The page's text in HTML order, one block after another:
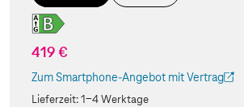
419 €
Zum Smartphone-Angebot mit Vertrag
(Der Link wird in einem neuen Tab geöffnet)
Lieferzeit:1-4 Werktage